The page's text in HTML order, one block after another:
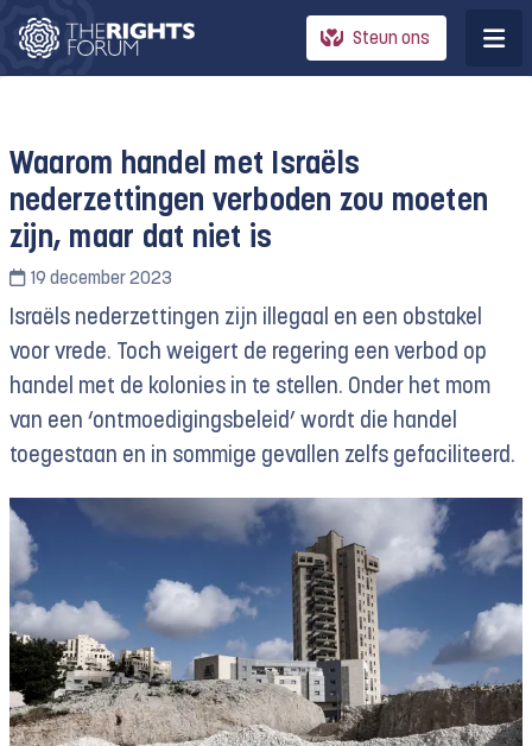
Steun ons
Waarom handel met Israëls
nederzettingen verboden zou moeten
zijn, maar dat niet is
19 december 2023
Israëls nederzettingen zijn illegaal en een obstakel
voor vrede. Toch weigert de regering een verbod op
handel met de kolonies in te stellen. Onder het mom
van een ‘ontmoedigingsbeleid’ wordt die handel
toegestaan en in sommige gevallen zelfs gefaciliteerd.